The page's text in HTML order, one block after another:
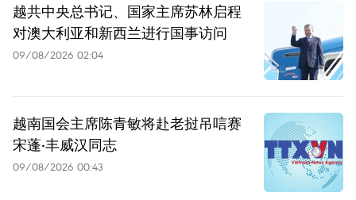
越共中央总书记、国家主席苏林启程
对澳大利亚和新西兰进行国事访问
09/08/2026 02:04
越南国会主席陈青敏将赴老挝吊唁赛
宋蓬·丰威汉同志
09/08/2026 00:43